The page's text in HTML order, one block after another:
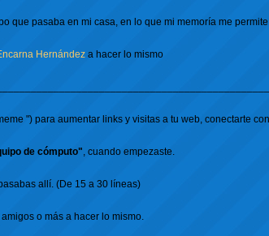
que pasaba en mi casa, en lo que mi memoría me
Hernández a hacer lo mismo
") para aumentar links y visitas a tu web, conectarte
de cómputo", cuando empezaste.
allí. (De 15 a 30 líneas)
o más a hacer lo mismo.